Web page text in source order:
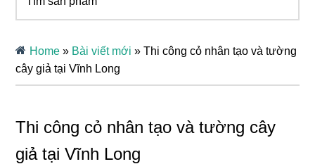
sản
Home » Bài viết mới »Thi công cỏ nhân tạo và tường
cây giả tại Vĩnh Long
Thi công cỏ nhân tạo và tường cây
giả tại Vĩnh Long